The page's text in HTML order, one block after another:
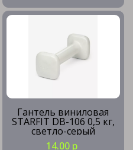
Гантель виниловая
STARFIT DB-106 0,5 кг,
светло-серый
14.00 р